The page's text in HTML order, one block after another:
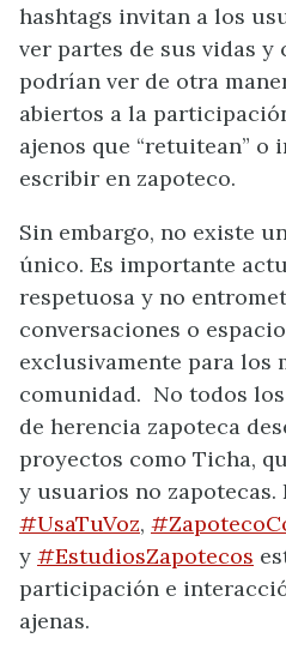
hashtags invitan a los
ver partes de sus vidas y
podrían ver de otra
abiertos a la
ajenos que “retuitean” o
escribir en zapoteco.
Sin embargo, no existe
único. Es importante
respetuosa y no
conversaciones o
exclusivamente para los
comunidad. No todos
de herencia zapoteca
proyectos como Ticha,
y usuarios no zapotecas.
#UsaTuVoz,
y #EstudiosZapotecos
participación e
ajenas.